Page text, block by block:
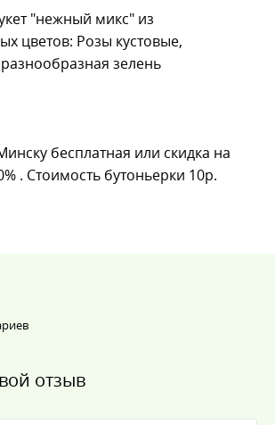
"нежный микс" из
цветов: Розы кустовые,
зелень
бесплатная или скидка на
. Стоимость бутоньерки 10р.
отзыв